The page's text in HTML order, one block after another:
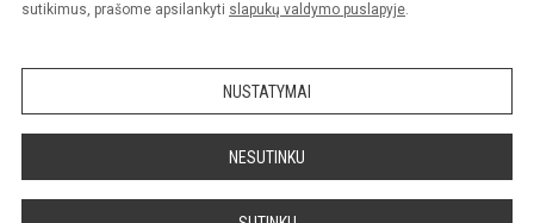
sutikimus, prašome apsilankyti slapukų valdymo puslapyje.
NUSTATYMAI
NESUTINKU
Sumanus būdas atnaujinti